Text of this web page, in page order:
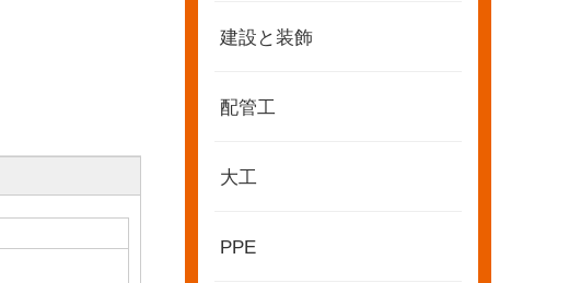
建設と装飾
配管工
大工
PPE